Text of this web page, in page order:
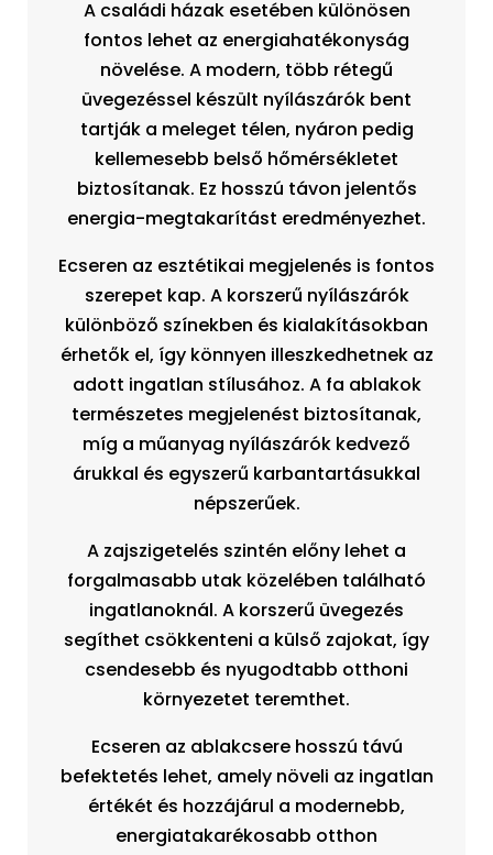
A családi házak esetében különösen
fontos lehet az energiahatékonyság
növelése. A modern, több rétegű
üvegezéssel készült nyílászárók bent
tartják a meleget télen, nyáron pedig
kellemesebb belső hőmérsékletet
biztosítanak. Ez hosszú távon jelentős
energia-megtakarítást eredményezhet.
Ecseren az esztétikai megjelenés is fontos
szerepet kap. A korszerű nyílászárók
különböző színekben és kialakításokban
érhetők el, így könnyen illeszkedhetnek az
adott ingatlan stílusához. A fa ablakok
természetes megjelenést biztosítanak,
míg a műanyag nyílászárók kedvező
árukkal és egyszerű karbantartásukkal
népszerűek.
A zajszigetelés szintén előny lehet a
forgalmasabb utak közelében található
ingatlanoknál. A korszerű üvegezés
segíthet csökkenteni a külső zajokat, így
csendesebb és nyugodtabb otthoni
környezetet teremthet.
Ecseren az ablakcsere hosszú távú
befektetés lehet, amely növeli az ingatlan
értékét és hozzájárul a modernebb,
energiatakarékosabb otthon